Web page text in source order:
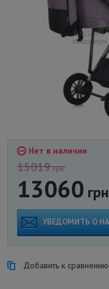
Нет в наличии
15019грн.
13060
УВЕДОМИТЬ О
Добавить к сравнению